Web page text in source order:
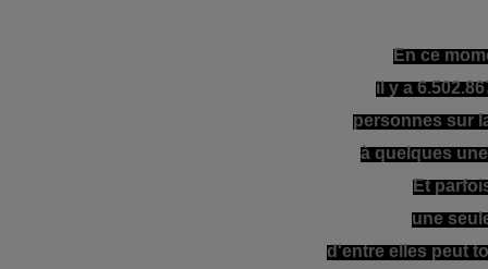
En ce
il y a
personnes sur
à quelques
Et
une
d'entre elles peut